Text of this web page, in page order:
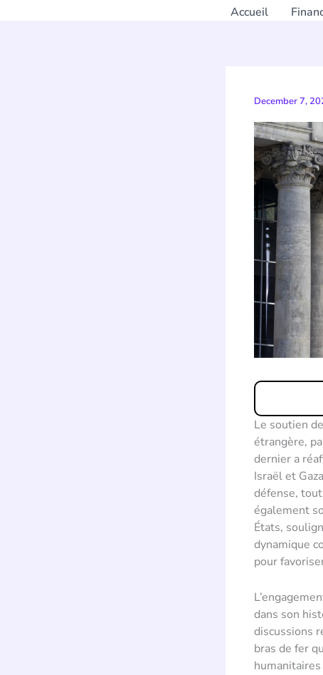
Accueil
December 7,
Le soutien
étrangère,
dernier a
Israël et
défense,
également
États,
dynamique
pour
dans son
discussions
bras de fer